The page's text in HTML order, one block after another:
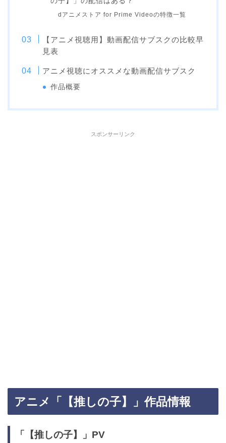
dアニメストア for Prime Videoの特徴一覧
【アニメ視聴用】動画配信サブスクの比較早
見表
アニメ視聴にオススメな動画配信サブスク
作品概要
スポンサーリンク
アニメ「【推しの子】」作品情報
「【推しの子】」PV